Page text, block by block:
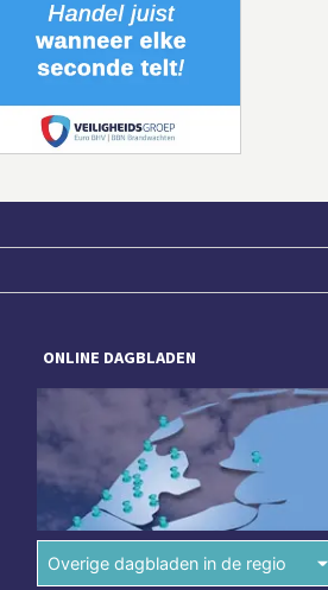
ONLINE DAGBLADEN
Overige dagbladen in de regio